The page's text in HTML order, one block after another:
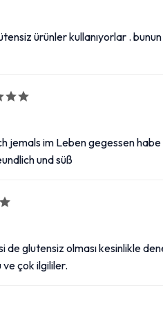
ürünler kullanıyorlar .
jemals im Leben gegessen
und süß
glutensiz olması kesinlikle
çok ilgililer.